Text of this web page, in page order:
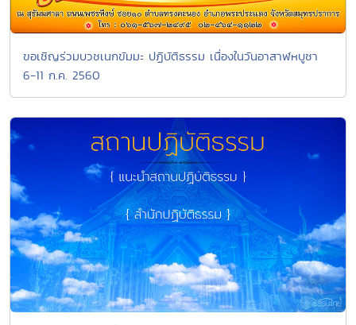
ขอเชิญร่วมบวชเนกขัมมะ ปฏิบัติธรรม เนื่องในวันอาสาฬหบูชา
6-11 ก.ค. 2560